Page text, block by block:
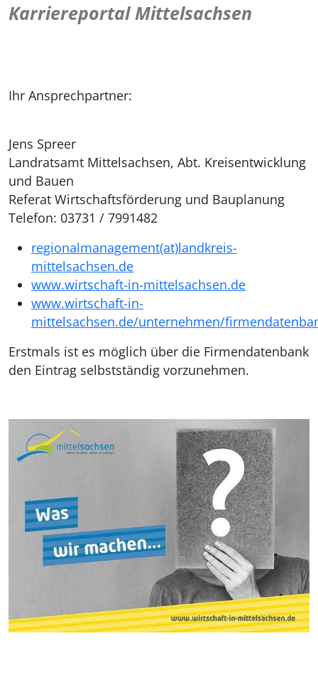
Karriereportal Mittelsachsen
Ihr Ansprechpartner:
Jens Spreer
Landratsamt Mittelsachsen, Abt. Kreisentwicklung
und Bauen
Referat Wirtschaftsförderung und Bauplanung
Telefon: 03731 / 7991482
regionalmanagement(at)landkreis-
mittelsachsen.de
www.wirtschaft-in-mittelsachsen.de
www.wirtschaft-in-
mittelsachsen.de/unternehmen/
Erstmals ist es möglich über die Firmendatenbank
den Eintrag selbstständig vorzunehmen.